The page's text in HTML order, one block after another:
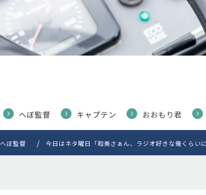
へぼ監督 キャプテン おおもり君
へぼ監督 今日はネタ曜日「和美さぁん、ラジオ好きな俺くら